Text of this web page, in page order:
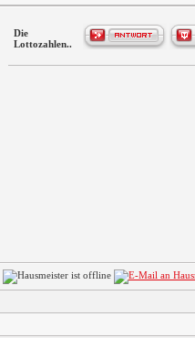
Die
Lottozahlen..